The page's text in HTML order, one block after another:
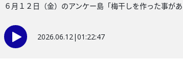
６月１２日（金）のアンケー島「梅干しを作った事が
2026.06.12|01:22:47